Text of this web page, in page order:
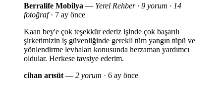
Berralife Mobilya — Yerel Rehber · 9 yorum · 14
fotoğraf· 7 ay önce
Kaan bey'e çok teşekkür ederiz işinde çok başarılı
şirketimizin iş güvenliğinde gerekli tüm yangın tüpü ve
yönlendirme levhaları konusunda herzaman yardımcı
oldular. Herkese tavsiye ederim.
cihan arısüt— 2 yorum · 6 ay önce